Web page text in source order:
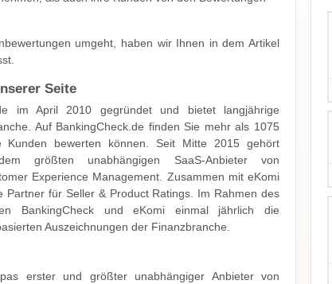
umgeht, haben wir Ihnen in dem Artikel
Seite
im April 2010 gegründet und bietet langjährige
Auf BankingCheck.de finden Sie mehr als 1075
bewerten können. Seit Mitte 2015 gehört
größten unabhängigen SaaS-Anbieter von
Experience Management. Zusammen mit eKomi
für Seller & Product Ratings. Im Rahmen des
BankingCheck und eKomi einmal jährlich die
Auszeichnungen der Finanzbranche.
erster und größter unabhängiger Anbieter von